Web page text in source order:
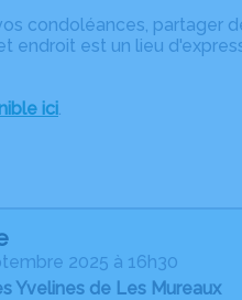
condoléances, partager
est un lieu
ici.
2025 à 16h30
Yvelines de Les Mureaux